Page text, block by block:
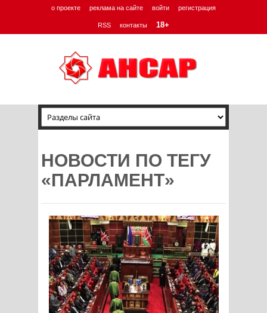
о проекте реклама на сайте войти регистрация
RSS контакты 18+
НОВОСТИ ПО ТЕГУ
«ПАРЛАМЕНТ»